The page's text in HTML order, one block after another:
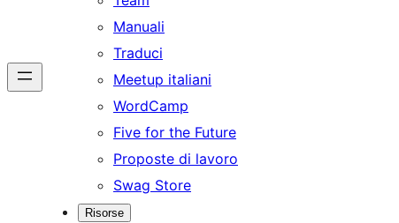
Manuali
Traduci
Meetup italiani
WordCamp
Five for the Future
Proposte di lavoro
Swag Store
Risorse